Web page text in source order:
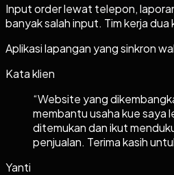
Input order lewat telepon,
banyak salah input. Tim kerja dua
Aplikasi lapangan yang sinkron
Kata klien
“Website yang
membantu usaha kue saya
ditemukan dan ikut
penjualan. Terima kasih
Yanti